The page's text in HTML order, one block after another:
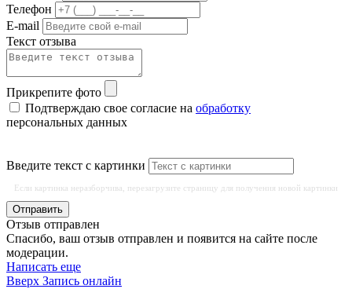
Телефон
E-mail
Текст отзыва
Прикрепите фото
Подтверждаю свое согласие на обработку
персональных данных
Введите текст с картинки
Если картинка неразборчива, перезагрузите страницу для получения новой картинки
Отправить
Отзыв отправлен
Спасибо, ваш отзыв отправлен и появится на сайте после
модерации.
Написать еще
Вверх Запись онлайн